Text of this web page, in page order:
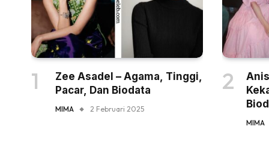
Zee Asadel – Agama, Tinggi,
Pacar, Dan Biodata
MIMA 2 Februari 2025
MIMA